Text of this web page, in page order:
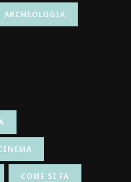
ARCHEOLOGIA
COME SI FA